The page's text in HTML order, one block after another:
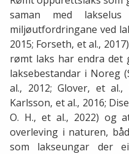
saman med
miljøutfordringane ved
2015; Forseth, et al.,
rømt laks har endra det
laksebestandar i Noreg
al., 2012; Glover, et al.,
Karlsson, et al., 2016;
O. H., et al., 2022) og
overleving i naturen,
som lakseungar der